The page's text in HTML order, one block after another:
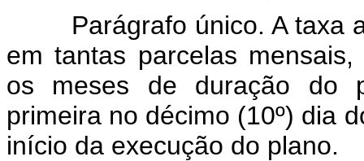
Parágrafo único. A taxa a
em tantas parcelas
os meses de duração do
primeira no décimo (10º) dia
início da execução do plano.